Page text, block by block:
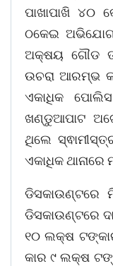
ପାଖାପାଖି
ଠକେଇ
ଅକ୍ଷୟ ଗୌଡ
ଉଚରା ଆରମ୍ଭ
ଏକାଧିକ
ଖଣ୍ଡୁଆପାଟ
ଥିଲେ
ଏକାଧିକ ଥାନାରେ
ଡିସକାଉଣ୍ଟରେ
୧୦ ଲକ୍ଷ
କାର ୯ ଲକ୍ଷ